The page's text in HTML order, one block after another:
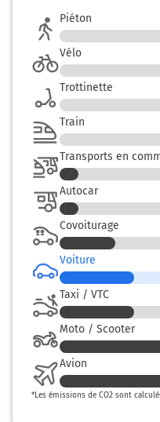
Sedan
Carignan
Tourner
Mabille) et
34,7 km
0h38 Montmédy
Piéton
Vélo
Trottinette
Train
Transports en
Autocar
Covoiturage
Voiture
Taxi / VTC
Moto / Scooter
Avion
*Les émissions de CO2 sont